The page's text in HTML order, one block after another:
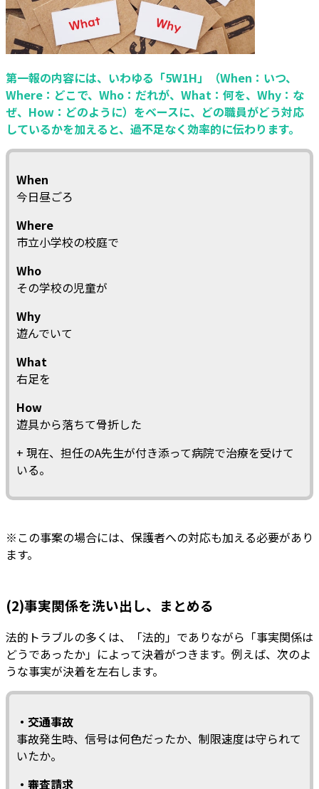
第一報の内容には、いわゆる「5W1H」（When：いつ、
Where：どこで、Who：だれが、What：何を、Why：な
ぜ、How：どのように）をベースに、どの職員がどう対応
しているかを加えると、過不足なく効率的に伝わります。
When
今日昼ごろ
Where
市立小学校の校庭で
Who
その学校の児童が
Why
遊んでいて
What
右足を
How
遊具から落ちて骨折した
+ 現在、担任のA先生が付き添って病院で治療を受けて
いる。
※この事案の場合には、保護者への対応も加える必要があり
ます。
(2)事実関係を洗い出し、まとめる
法的トラブルの多くは、「法的」でありながら「事実関係は
どうであったか」によって決着がつきます。例えば、次のよ
うな事実が決着を左右します。
・交通事故
事故発生時、信号は何色だったか、制限速度は守られて
いたか。
・審査請求